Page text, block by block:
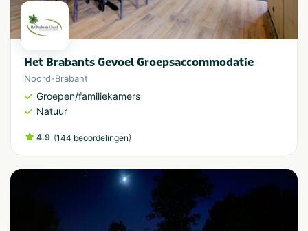
Het Brabants Gevoel Groepsaccommodatie
Noord-Brabant
Groepen/familiekamers
Natuur
4.9 (144 beoordelingen)